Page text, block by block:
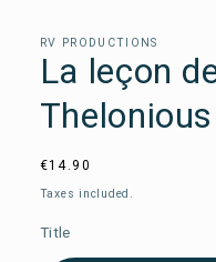
in
modal
window
RV PRODUCTIONS
La leçon
Usual
€14.90
Taxes included.
Title